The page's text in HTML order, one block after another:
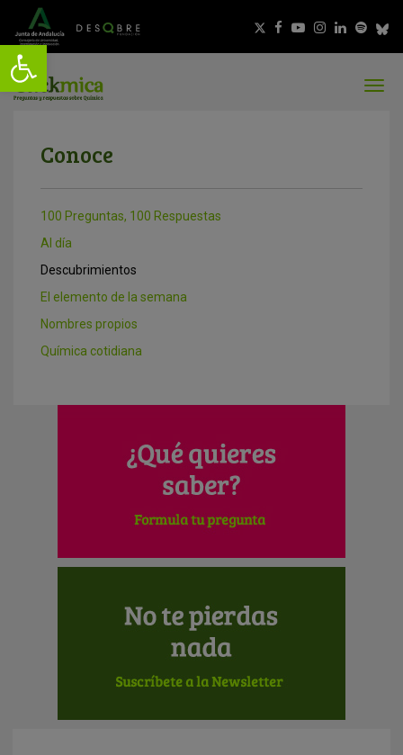
Conoce
100 Preguntas, 100 Respuestas
Al día
Descubrimientos
El elemento de la semana
Nombres propios
Química cotidiana